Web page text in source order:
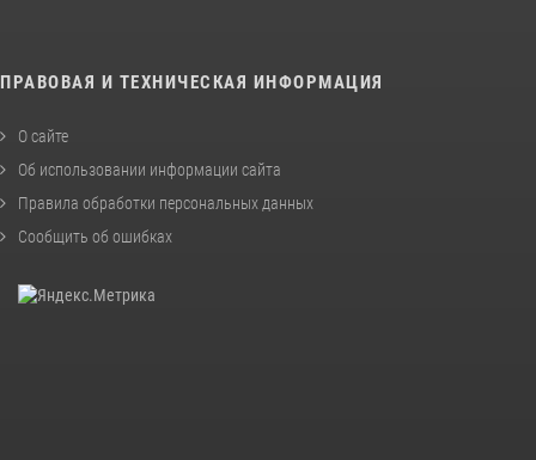
ПРАВОВАЯ И ТЕХНИЧЕСКАЯ ИНФОРМАЦИЯ
О сайте
Об использовании информации сайта
Правила обработки персональных данных
Сообщить об ошибках